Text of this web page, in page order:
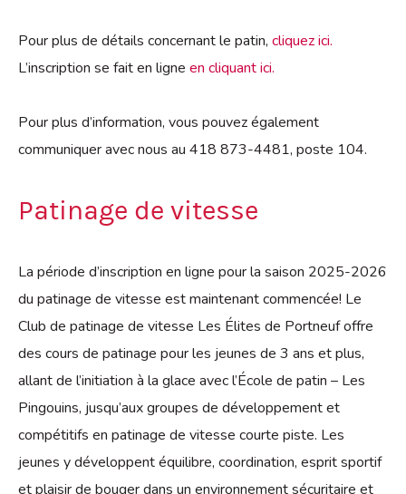
Pour plus de détails concernant le patin, cliquez ici.
L’inscription se fait en ligne en cliquant ici.
Pour plus d’information, vous pouvez également
communiquer avec nous au 418 873-4481, poste 104.
Patinage de vitesse
La période d’inscription en ligne pour la saison 2025-2026
du patinage de vitesse est maintenant commencée! Le
Club de patinage de vitesse Les Élites de Portneuf offre
des cours de patinage pour les jeunes de 3 ans et plus,
allant de l’initiation à la glace avec l’École de patin – Les
Pingouins, jusqu’aux groupes de développement et
compétitifs en patinage de vitesse courte piste. Les
jeunes y développent équilibre, coordination, esprit sportif
et plaisir de bouger dans un environnement sécuritaire et